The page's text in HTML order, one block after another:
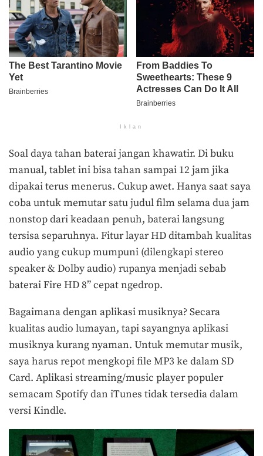
Iklan
Soal daya tahan baterai jangan khawatir. Di buku
manual, tablet ini bisa tahan sampai 12 jam jika
dipakai terus menerus. Cukup awet. Hanya saat saya
coba untuk memutar satu judul film selama dua jam
nonstop dari keadaan penuh, baterai langsung
tersisa separuhnya. Fitur layar HD ditambah kualitas
audio yang cukup mumpuni (dilengkapi stereo
speaker & Dolby audio) rupanya menjadi sebab
baterai Fire HD 8” cepat ngedrop.
Bagaimana dengan aplikasi musiknya? Secara
kualitas audio lumayan, tapi sayangnya aplikasi
musiknya kurang nyaman. Untuk memutar musik,
saya harus repot mengkopi file MP3 ke dalam SD
Card. Aplikasi streaming/music player populer
semacam Spotify dan iTunes tidak tersedia dalam
versi Kindle.